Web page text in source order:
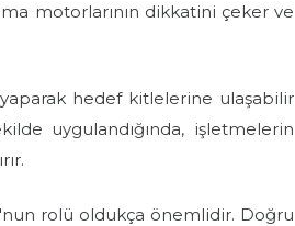
motorlarının dikkatini çeker ve
hedef kitlelerine ulaşabilir
uygulandığında, işletmelerin
rolü oldukça önemlidir. Doğru